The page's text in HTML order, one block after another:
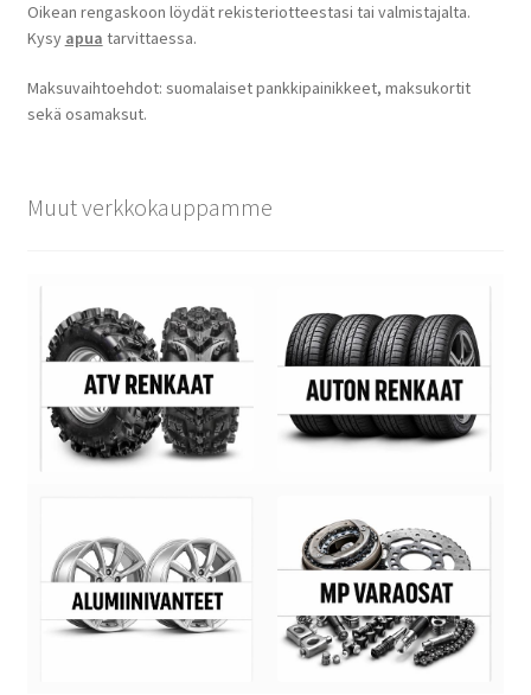
Oikean rengaskoon löydät rekisteriotteestasi tai valmistajalta.
Kysy apua tarvittaessa.
Maksuvaihtoehdot: suomalaiset pankkipainikkeet, maksukortit
sekä osamaksut.
Muut verkkokauppamme